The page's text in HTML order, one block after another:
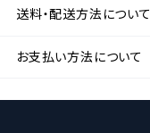
送料・配送方法について
お支払い方法について